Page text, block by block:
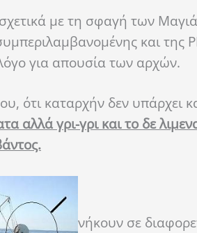
με τη σφαγή των
και
για απουσία των αρχών.
ότι καταρχήν δεν υπάρχει
γρι-γρι και το δε
νήκουν σε